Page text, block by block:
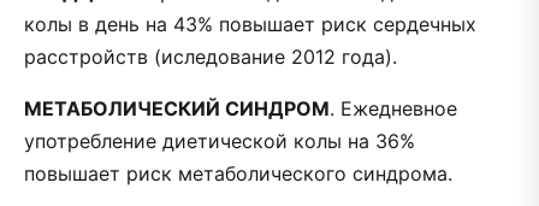
колы в день на 43% повышает риск сердечных
расстройств (иследование 2012 года).
МЕТАБОЛИЧЕСКИЙ СИНДРОМ. Ежедневное
употребление диетической колы на 36%
повышает риск метаболического синдрома.